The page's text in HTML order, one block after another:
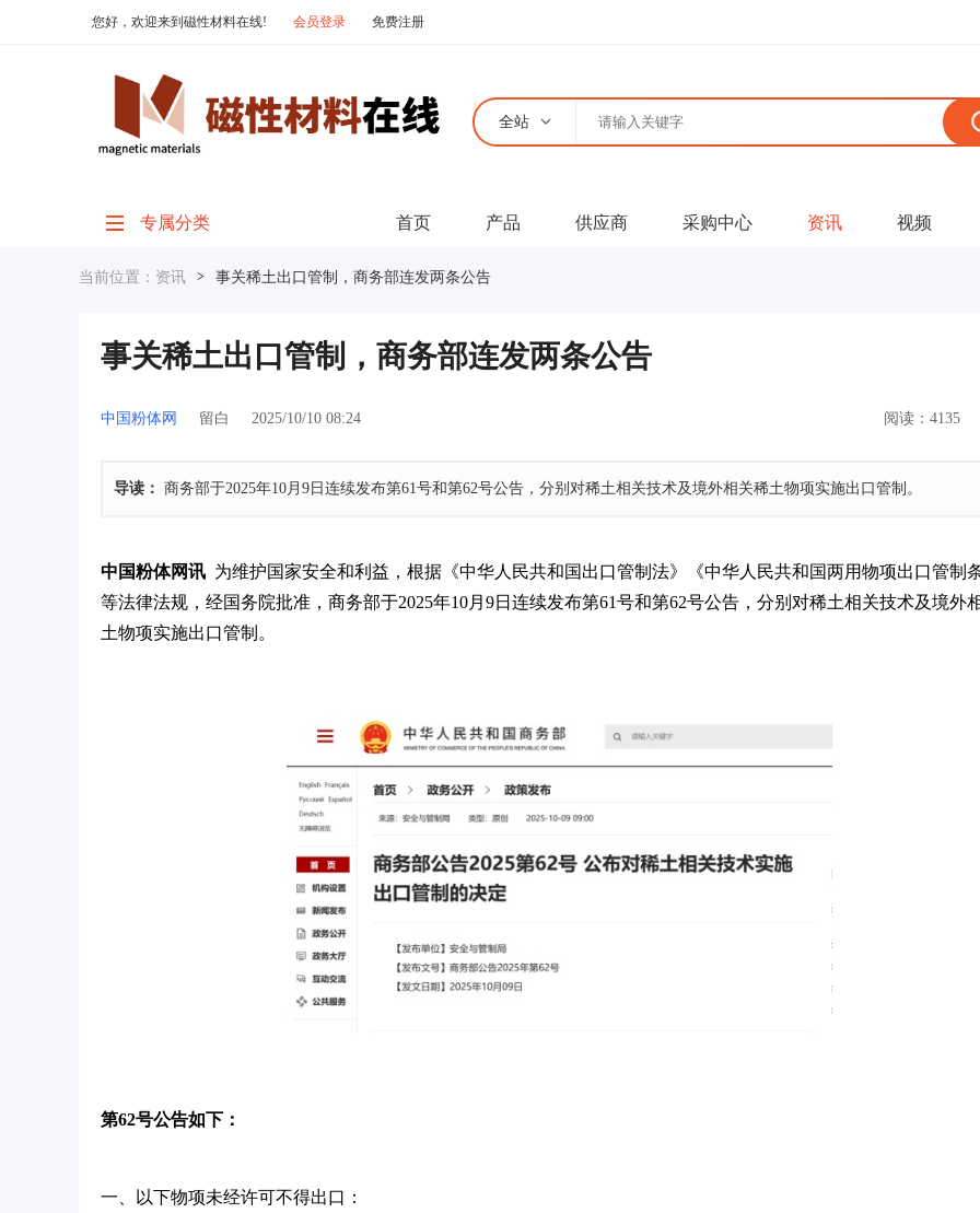
您好，欢迎来到磁性材料在线! 会员登录 免费注册
全站
专属分类 首页 产品 供应商 采购中心 资讯 视频
当前位置： 资讯 > 事关稀土出口管制，商务部连发两条公告
事关稀土出口管制，商务部连发两条公告
中国粉体网 留白 2025/10/10 08:24 阅读：4135
导读： 商务部于2025年10月9日连续发布第61号和第62号公告，分别对稀土相关技术及境外相关稀土物项实施出口管制。
中国粉体网讯 为维护国家安全和利益，根据《中华人民共和国出口管制法》《中华人民共和国两用物项出口管制条
等法律法规，经国务院批准，商务部于2025年10月9日连续发布第61号和第62号公告，分别对稀土相关技术及境外
土物项实施出口管制。
第62号公告如下：
一、以下物项未经许可不得出口：